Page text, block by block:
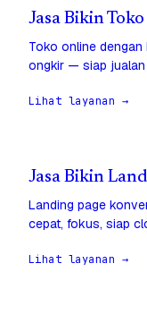
Jasa Bikin
Toko online dengan
ongkir — siap jualan
Lihat layanan →
Jasa Bikin
Landing page
cepat, fokus, siap
Lihat layanan →